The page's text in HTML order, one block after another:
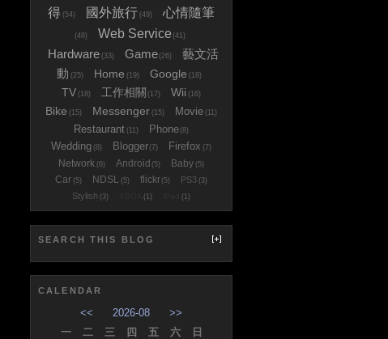
得 (54) 國外旅行 (49) 心情隨筆
(48) Web Service (41)
Hardware (33) Game(26)
藝文活
動 (25) Home (19) Google (18)
TV (18) 工作相關 (17) Wii (16)
Bike (15) Messenger (15) Movie (11)
Restaurant (11) Phone(8)
Wedding (8) Blogger(7) Firefox (7)
Network (6) Android (5) Baby (5)
Car (5) NDSL (5) flickr(5) PS3 (3)
Stylish (3) (1) (1)
SEARCH THIS BLOG
CALENDAR
<< 2026-08
>>
一
二 三 四 五 六
日